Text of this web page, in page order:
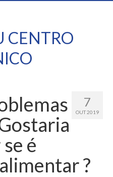
CENTRO
7
OUT 2019
é
?